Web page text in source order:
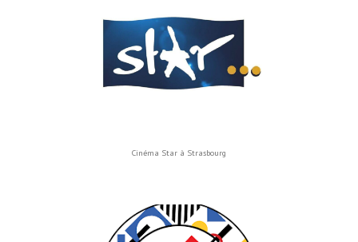
Cinéma Star à Strasbourg